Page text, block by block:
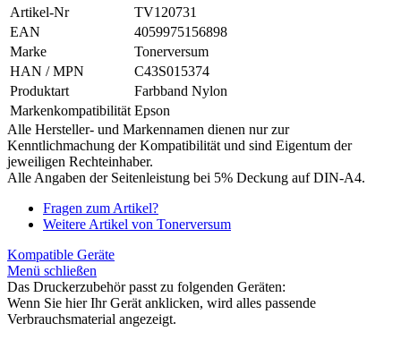
Artikel-Nr
TV120731
EAN
4059975156898
Marke
Tonerversum
HAN / MPN
C43S015374
Produktart
Farbband Nylon
Markenkompatibilität Epson
Alle Hersteller- und Markennamen dienen nur zur
Kenntlichmachung der Kompatibilität und sind Eigentum der
jeweiligen Rechteinhaber.
Alle Angaben der Seitenleistung bei 5% Deckung auf DIN-A4.
Fragen zum Artikel?
Weitere Artikel von Tonerversum
Kompatible Geräte
Menü schließen
Das Druckerzubehör passt zu folgenden Geräten:
Wenn Sie hier Ihr Gerät anklicken, wird alles passende
Verbrauchsmaterial angezeigt.